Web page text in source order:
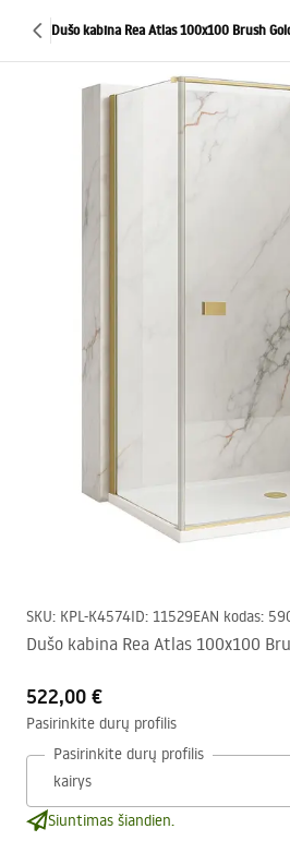
Dušo kabina Rea Atlas 100x100 Brush
SKU: KPL-K4574ID: 11529EAN kodas:
Dušo kabina Rea Atlas 100x100
522,00 €
Pasirinkite durų profilis
Pasirinkite durų profilis
Siuntimas šiandien.